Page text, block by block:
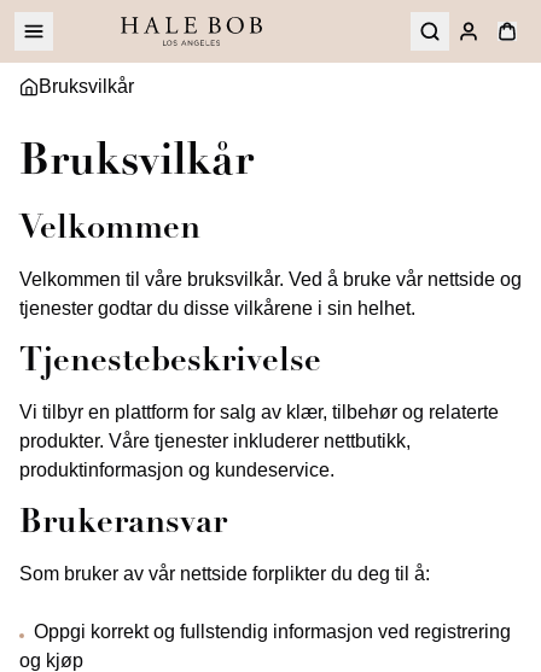
Bruksvilkår
Bruksvilkår
Velkommen
Velkommen til våre bruksvilkår. Ved å bruke vår nettside og
tjenester godtar du disse vilkårene i sin helhet.
Tjenestebeskrivelse
Vi tilbyr en plattform for salg av klær, tilbehør og relaterte
produkter. Våre tjenester inkluderer nettbutikk,
produktinformasjon og kundeservice.
Brukeransvar
Som bruker av vår nettside forplikter du deg til å:
Oppgi korrekt og fullstendig informasjon ved registrering
og kjøp